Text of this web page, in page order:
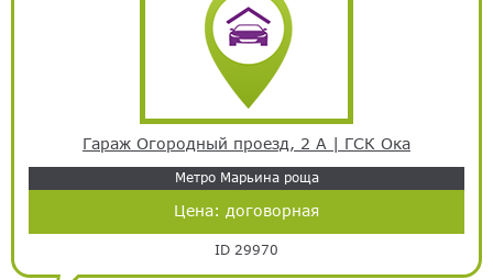
Гараж Огородный проезд, 2 А | ГСК Ока
Метро Марьина роща
Цена: договорная
ID 29970